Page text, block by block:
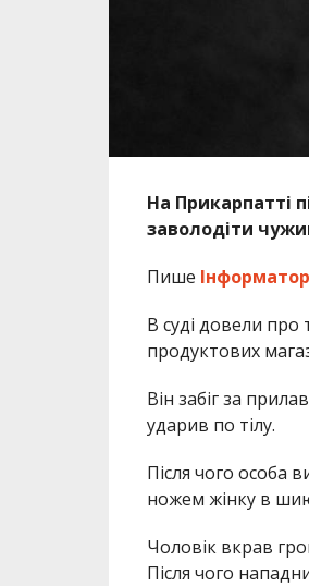
На Прикарпатті
заволодіти
Пише Інформатор
В суді довели
продуктових
Він забіг за
ударив по тілу.
Після чого особа
ножем жінку в
Чоловік вкрав
Після чого